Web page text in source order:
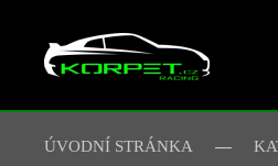
Skip to main content
ÚVODNÍ STRÁNKA